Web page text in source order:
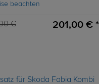
beachten
€ 201,00 € *